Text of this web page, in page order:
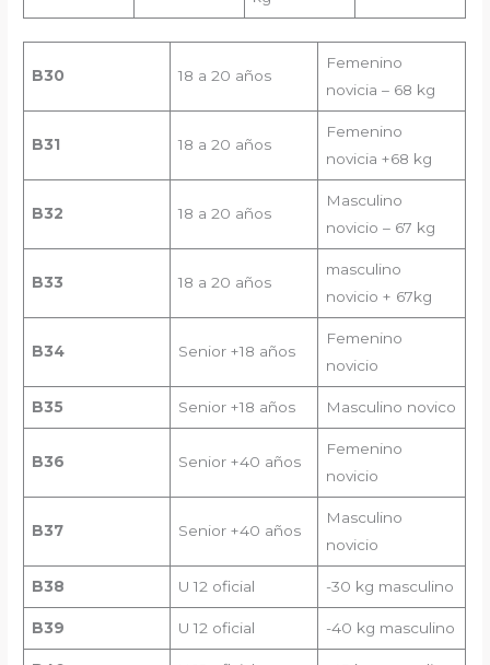
B30 18 a 20 años
Femenino
novicia – 68 kg
B31 18 a 20 años
Femenino
novicia +68 kg
B32 18 a 20 años
Masculino
novicio – 67 kg
B33 18 a 20 años
masculino
novicio + 67kg
B34 Senior +18 años
Femenino
novicio
B35 Senior +18 años Masculino novico
B36 Senior +40 años
Femenino
novicio
B37 Senior +40 años
Masculino
novicio
B38 U 12 oficial -30 kg masculino
B39 U 12 oficial -40 kg masculino